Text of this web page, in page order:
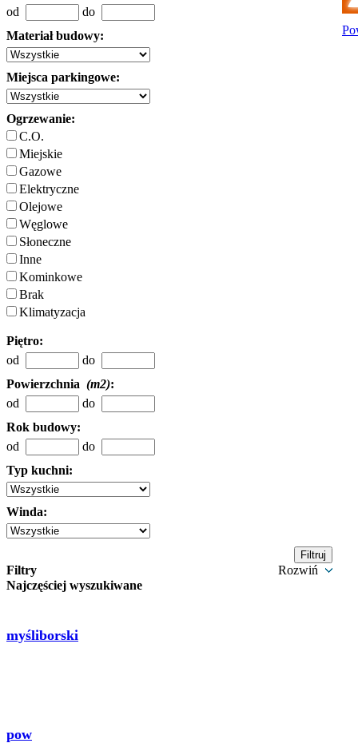
od
do
Materiał budowy:
Miejsca parkingowe:
Ogrzewanie:
C.O.
Miejskie
Gazowe
Elektryczne
Olejowe
Węglowe
Słoneczne
Inne
Kominkowe
Brak
Klimatyzacja
Piętro:
od
do
Powierzchnia (m2):
od
do
Rok budowy:
od
do
Typ kuchni:
Winda:
Filtry Rozwiń
Najczęściej wyszukiwane
myśliborski
pow